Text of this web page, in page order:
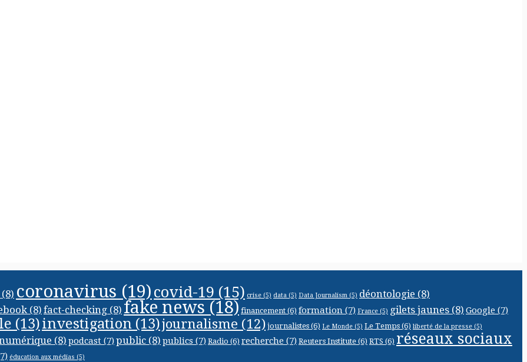
(8) coronavirus (19) covid-19 (15) crise (5) data (5) Data Journalism (5) déontologie (8)
(8) fact-checking (8) fake news (18) financement (6) formation (7) France (5) gilets jaunes (8) Google (7)
(13)investigation (13)journalisme (12) journalistes (6) Le Monde (5) Le Temps (6) liberté de la presse (5)
(8) podcast (7)public (8) publics (7) Radio (6) recherche (7) Reuters Institute (6) RTS (6) réseaux sociaux
éducation aux médias (5)